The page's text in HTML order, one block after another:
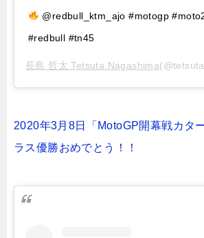
@redbull_ktm_ajo #motogp
#redbull #tn45
長島 哲太 Tetsuta Nagashima
2020年3月8日「MotoGP開幕戦カタ
ラス優勝おめでとう！！